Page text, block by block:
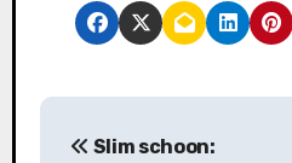
P
Slim schoon: